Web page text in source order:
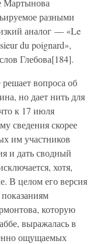
Мартынова
разными
аналог — «Le
du poignard»,
Глебова[184].
вопроса об
но дает нить для
к 17 июля
сведения скорее
им участников
и дать сводный
хотя,
В целом его версия
которую
выражалась в
ощущаемых